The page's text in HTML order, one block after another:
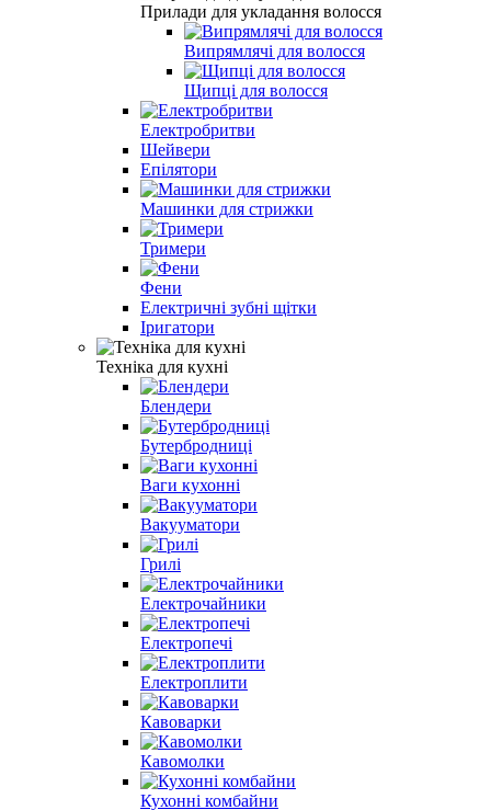
Прилади для укладання волосся
Випрямлячі для волосся
Щипці для волосся
Електробритви
Шейвери
Епілятори
Машинки для стрижки
Тримери
Фени
Електричні зубні щітки
Іригатори
Техніка для кухні
Блендери
Бутербродниці
Ваги кухонні
Вакууматори
Грилі
Електрочайники
Електропечі
Електроплити
Кавоварки
Кавомолки
Кухонні комбайни